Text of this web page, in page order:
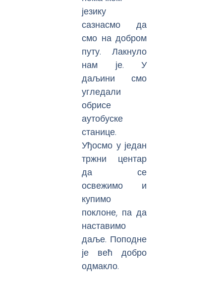
језику
сазнасмо да
смо на добром
путу. Лакнуло
нам је. У
даљини смо
угледали
обрисе
аутобуске
станице.
Уђосмо у један
тржни центар
да се
освежимо и
купимо
поклоне, па да
наставимо
даље. Поподне
је већ добро
одмакло.